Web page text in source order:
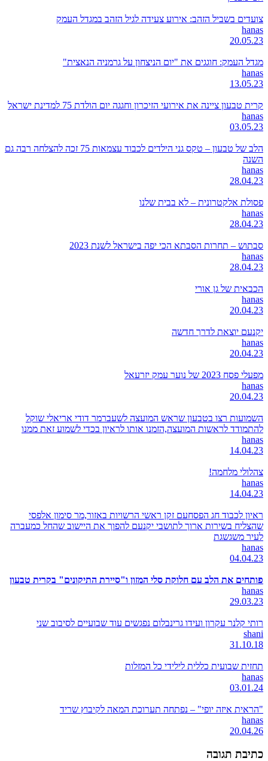
צועדים בשביל הזהב: אירוע צעידה לגיל הזהב במגדל העמק
hanas
20.05.23
מגדל העמק: חוגגים את "יום הניצחון על גרמניה הנאצית"
hanas
13.05.23
קרית טבעון ציינה את אירועי הזיכרון וחגגה יום הולדת 75 למדינת ישראל
hanas
03.05.23
הלב של טבעון – טקס גני הילדים לכבוד עצמאות 75 זכה להצלחה רבה גם
השנה
hanas
28.04.23
פסולת אלקטרונית – לא בבית שלנו
hanas
28.04.23
סבתוש – תחרות הסבתא הכי יפה בישראל לשנת 2023
hanas
28.04.23
הכבאית של גן אורי
hanas
20.04.23
יקנעם יוצאת לדרך חדשה
hanas
20.04.23
מפעלי פסח 2023 של נוער עמק יזרעאל
hanas
20.04.23
השמועות רצו בטבעון שראש המועצה לשעברמר דודי אריאלי שוקל
להתמודד לראשות המועצה,הזמנו אותו לראיון בכדי לשמוע זאת ממנו
hanas
14.04.23
צהלולי מלחמה!
hanas
14.04.23
ראיון לכבוד חג הפסחעם זקן ראשי הרשויות באזור,מר סימון אלפסי
שהצליח בשירות ארוך לתושבי יקנעם להפוך את היישוב שהחל כמעברה
לעיר משגשגת
hanas
04.04.23
פותחים את הלב עם חלוקת סלי המזון ו"סיירת התיקונים" בקרית טבעון
hanas
29.03.23
רותי קלנר עקרון ועידו גרינבלום נפגשים עוד שבועיים לסיבוב שני
shani
31.10.18
תחזית שבועית כללית לילידי כל המזלות
hanas
03.01.24
"הראית איזה יופי" – נפתחה תערוכת המאה לקיבוץ שריד
hanas
20.04.26
כתיבת תגובה